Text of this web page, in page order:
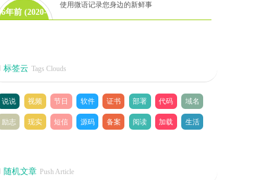
6年前 (2020-
使用微语记录您身边的新鲜事
标签云 Tags Clouds
说说 视频 节日 软件 证书 部署 代码 域名
励志 现实 短信 源码 备案 阅读 加载 生活
随机文章 Push Article